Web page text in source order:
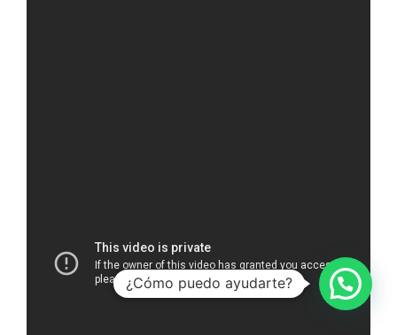
¿Cómo puedo ayudarte?